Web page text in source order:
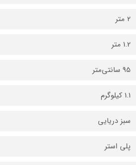
2 متر
1.2 متر
95 سانتی‌متر
1.1 کیلوگرم
سبز دریایی
پلی استر